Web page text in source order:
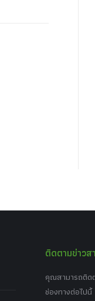
ติดตามข่าวส
คุณสามารถติด
ช่องทางต่อไปนี้